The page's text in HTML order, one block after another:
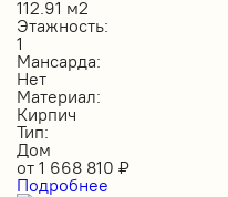
112.91 м2
Этажность:
1
Мансарда:
Нет
Материал:
Кирпич
Тип:
Дом
от 1 668 810 ₽
Подробнее